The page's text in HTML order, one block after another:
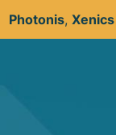
Photonis, Xenics